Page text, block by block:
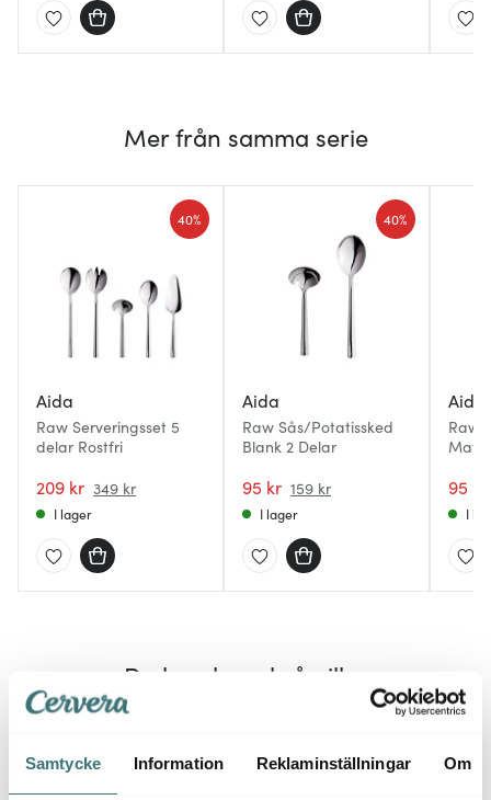
Samtycke Information Reklaminställningar Om
Mer från samma serie
Aida
Raw Serveringsset 5
delar Rostfri
209 kr 349 kr
40%
I lager
Aida
Raw Sås/Potatissked
Blank 2 Delar
95 kr 159 kr
40%
I lager
Aida
Raw
95 kr
I
Du kanske också gillar
41%